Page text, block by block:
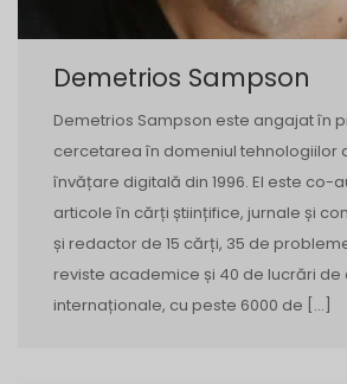
Demetrios Sampson
Demetrios Sampson este angajat în
cercetarea în domeniul tehnologiilor
învățare digitală din 1996. El este co-
articole în cărți științifice, jurnale și
și redactor de 15 cărți, 35 de
reviste academice și 40 de lucrări de
internaționale, cu peste 6000 de […]